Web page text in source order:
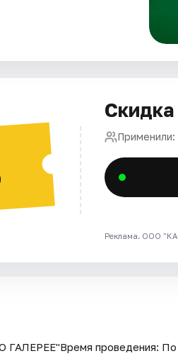
Скидка
Применили:
Реклама. ООО
проведения: По